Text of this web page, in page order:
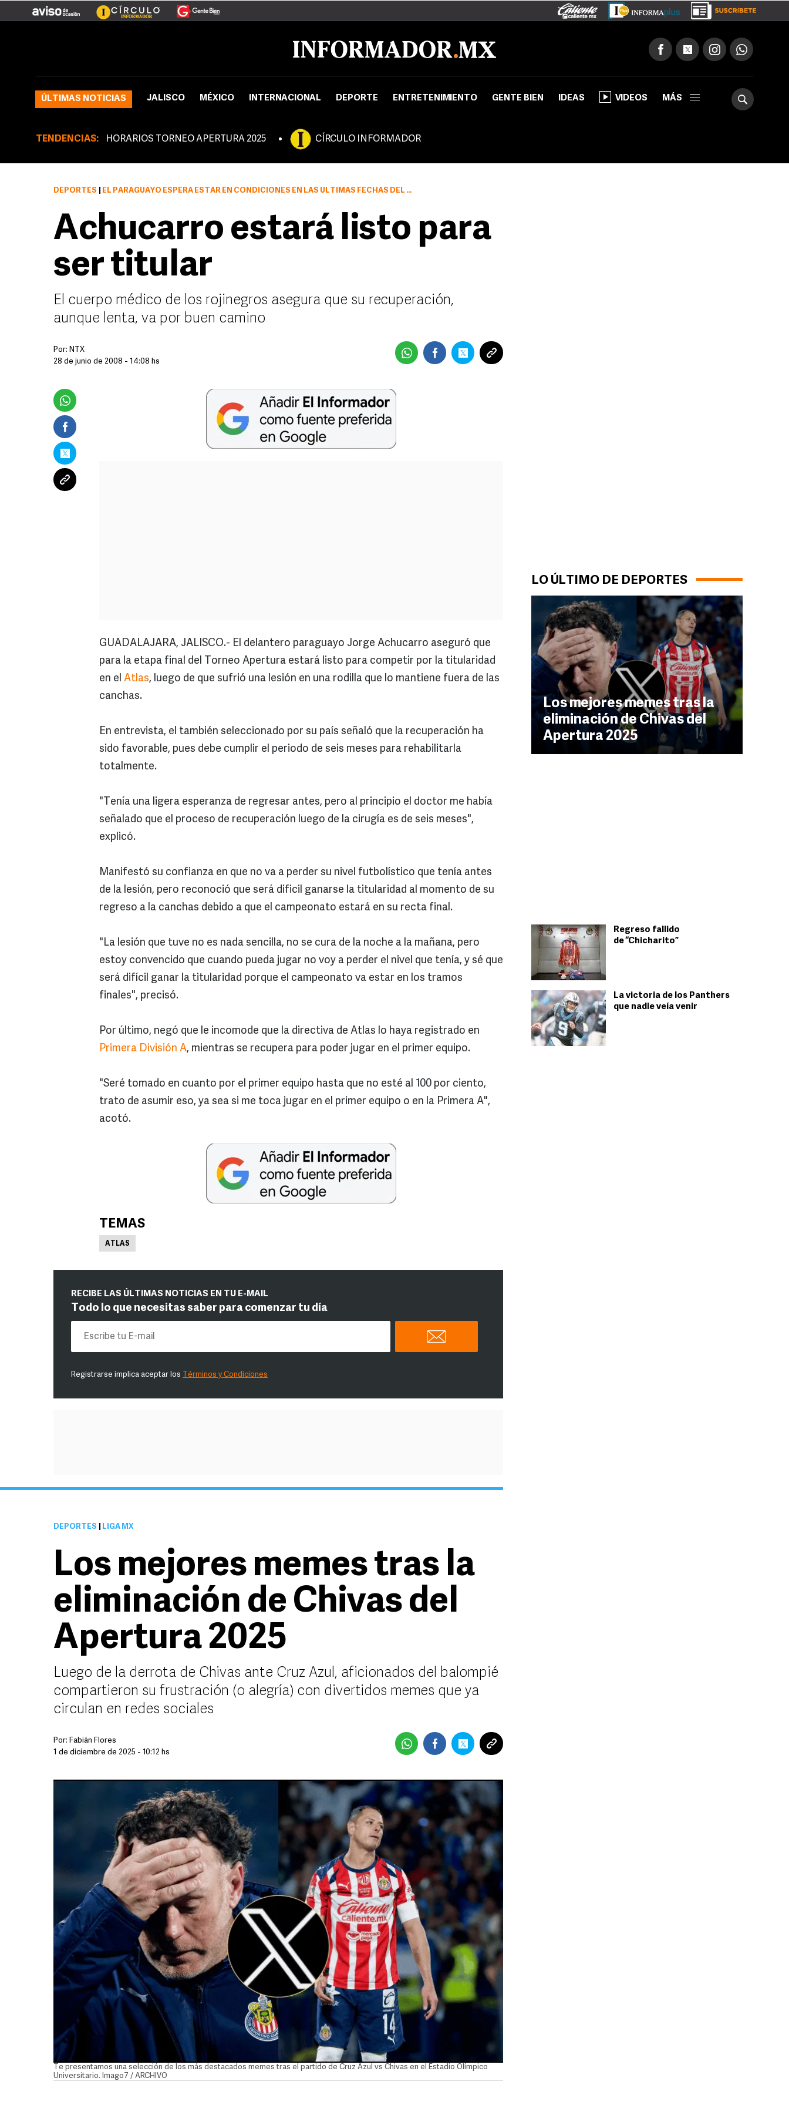
ÚLTIMAS NOTICIAS JALISCO MÉXICO INTERNACIONAL DEPORTE ENTRETENIMIENTO GENTE BIEN IDEAS VIDEOS MÁS
TENDENCIAS: HORARIOS TORNEO APERTURA 2025 CÍRCULO INFORMADOR
LO ÚLTIMO DE DEPORTES
Los mejores memes tras la
eliminación de Chivas del
Apertura 2025
Regreso fallido
de “Chicharito”
La victoria de los Panthers
que nadie veía venir
DEPORTES EL PARAGUAYO ESPERA ESTAR EN CONDICIONES EN LAS ÚLTIMAS FECHAS DEL APERTURA 2008
Achucarro estará listo para
ser titular
El cuerpo médico de los rojinegros asegura que su recuperación,
aunque lenta, va por buen camino
Por: NTX
28 de junio de 2008 - 14:08 hs
GUADALAJARA, JALISCO.- El delantero paraguayo Jorge Achucarro aseguró que
para la etapa final del Torneo Apertura estará listo para competir por la titularidad
en el Atlas, luego de que sufrió una lesión en una rodilla que lo mantiene fuera de las
canchas.
En entrevista, el también seleccionado por su país señaló que la recuperación ha
sido favorable, pues debe cumplir el periodo de seis meses para rehabilitarla
totalmente.
"Tenía una ligera esperanza de regresar antes, pero al principio el doctor me había
señalado que el proceso de recuperación luego de la cirugía es de seis meses",
explicó.
Manifestó su confianza en que no va a perder su nivel futbolístico que tenía antes
de la lesión, pero reconoció que será dificil ganarse la titularidad al momento de su
regreso a la canchas debido a que el campeonato estará en su recta final.
"La lesión que tuve no es nada sencilla, no se cura de la noche a la mañana, pero
estoy convencido que cuando pueda jugar no voy a perder el nivel que tenía, y sé que
será difícil ganar la titularidad porque el campeonato va estar en los tramos
finales", precisó.
Por último, negó que le incomode que la directiva de Atlas lo haya registrado en
Primera División A, mientras se recupera para poder jugar en el primer equipo.
"Seré tomado en cuanto por el primer equipo hasta que no esté al 100 por ciento,
trato de asumir eso, ya sea si me toca jugar en el primer equipo o en la Primera A",
acotó.
TEMAS
ATLAS
RECIBE LAS ÚLTIMAS NOTICIAS EN TU E-MAIL
Todo lo que necesitas saber para comenzar tu día
Registrarse implica aceptar los Términos y Condiciones
DEPORTES LIGA MX
Los mejores memes tras la
eliminación de Chivas del
Apertura 2025
Luego de la derrota de Chivas ante Cruz Azul, aficionados del balompié
compartieron su frustración (o alegría) con divertidos memes que ya
circulan en redes sociales
Por: Fabián Flores
1 de diciembre de 2025 - 10:12 hs
Te presentamos una selección de los más destacados memes tras el partido de Cruz Azul vs Chivas en el Estadio Olímpico
Universitario. Imago7 / ARCHIVO